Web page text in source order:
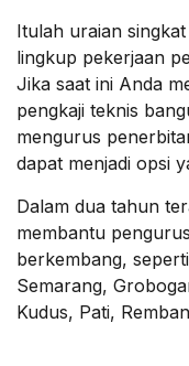
Itulah uraian
lingkup pekerjaan
Jika saat ini Anda
pengkaji teknis
mengurus
dapat menjadi opsi
Dalam dua tahun
membantu
berkembang,
Semarang,
Kudus, Pati,